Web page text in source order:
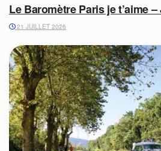
Le Baromètre Paris je t’aime
21 JUILLET 2026